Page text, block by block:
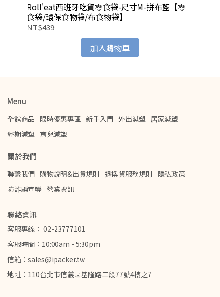
Roll'eat西班牙吃貨零食袋-尺寸M-拼布藍【零
食袋/環保食物袋/布食物袋】
NT$439
加入購物車
Menu
全館商品 限時優惠專區 新手入門 外出減塑 居家減塑
經期減塑 育兒減塑
關於我們
聯繫我們 購物說明&出貨規則 退換貨服務規則
隱私政策
防詐騙宣導 營業資訊
聯絡資訊
客服專線： 02-23777101
客服時間：10:00am - 5:30pm
信箱：sales@ipacker.tw
地址：110台北市信義區基隆路二段77號4樓之7